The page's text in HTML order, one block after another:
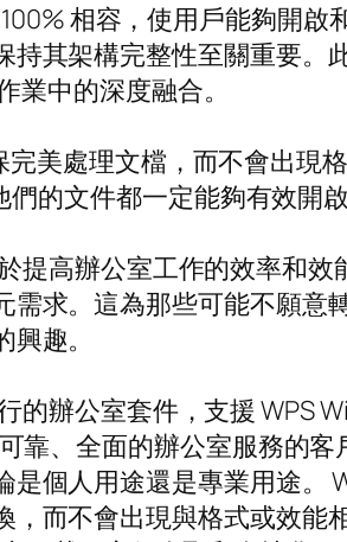
相容，使用戶能夠開
其架構完整性至關重要。
業中的深度融合。
完美處理文檔，而不會出
的文件都一定能夠有效開啟
提高辦公室工作的效率和
求。這為那些可能不願意
趣。
辦公室套件，支援 WPS
靠、全面的辦公室服務的客
個人用途還是專業用途。
而不會出現與格式或效能